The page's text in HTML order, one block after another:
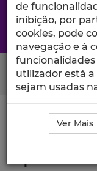
A excelência da
Search Button
Ciência_Iscte
Publicação
de
inibição, por
cookies, pode
navegação e à
utilizador está
sejam usadas
Ver Mais